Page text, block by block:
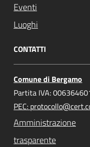
Eventi
Luoghi
CONTATTI
Comune di Bergamo
Partita IVA:
PEC:
Amministrazione
trasparente